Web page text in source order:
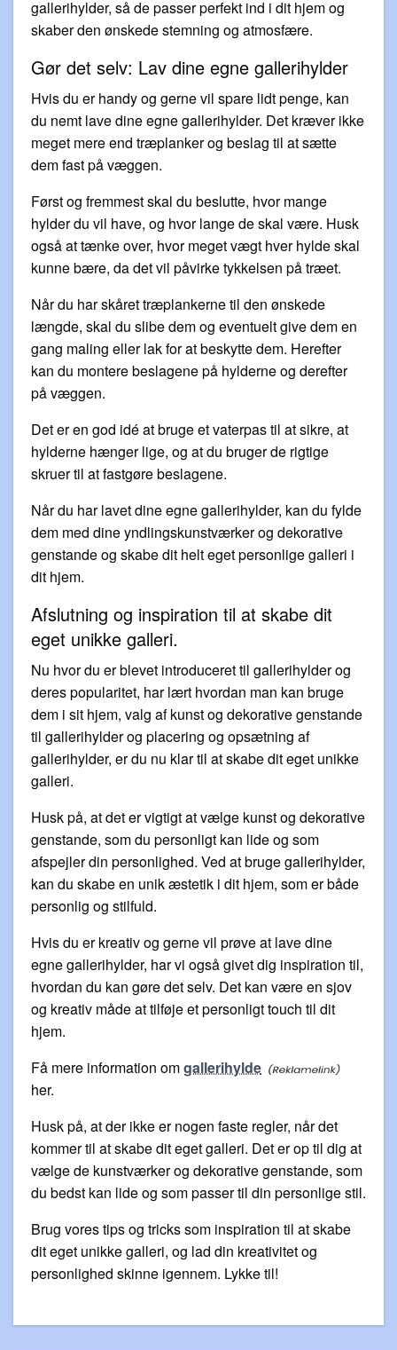
gallerihylder, så de passer perfekt ind i dit hjem og
skaber den ønskede stemning og atmosfære.
Gør det selv: Lav dine egne gallerihylder
Hvis du er handy og gerne vil spare lidt penge, kan
du nemt lave dine egne gallerihylder. Det kræver ikke
meget mere end træplanker og beslag til at sætte
dem fast på væggen.
Først og fremmest skal du beslutte, hvor mange
hylder du vil have, og hvor lange de skal være. Husk
også at tænke over, hvor meget vægt hver hylde skal
kunne bære, da det vil påvirke tykkelsen på træet.
Når du har skåret træplankerne til den ønskede
længde, skal du slibe dem og eventuelt give dem en
gang maling eller lak for at beskytte dem. Herefter
kan du montere beslagene på hylderne og derefter
på væggen.
Det er en god idé at bruge et vaterpas til at sikre, at
hylderne hænger lige, og at du bruger de rigtige
skruer til at fastgøre beslagene.
Når du har lavet dine egne gallerihylder, kan du fylde
dem med dine yndlingskunstværker og dekorative
genstande og skabe dit helt eget personlige galleri i
dit hjem.
Afslutning og inspiration til at skabe dit
eget unikke galleri.
Nu hvor du er blevet introduceret til gallerihylder og
deres popularitet, har lært hvordan man kan bruge
dem i sit hjem, valg af kunst og dekorative genstande
til gallerihylder og placering og opsætning af
gallerihylder, er du nu klar til at skabe dit eget unikke
galleri.
Husk på, at det er vigtigt at vælge kunst og dekorative
genstande, som du personligt kan lide og som
afspejler din personlighed. Ved at bruge gallerihylder,
kan du skabe en unik æstetik i dit hjem, som er både
personlig og stilfuld.
Hvis du er kreativ og gerne vil prøve at lave dine
egne gallerihylder, har vi også givet dig inspiration til,
hvordan du kan gøre det selv. Det kan være en sjov
og kreativ måde at tilføje et personligt touch til dit
hjem.
Få mere information omgallerihylde
her.
Husk på, at der ikke er nogen faste regler, når det
kommer til at skabe dit eget galleri. Det er op til dig at
vælge de kunstværker og dekorative genstande, som
du bedst kan lide og som passer til din personlige stil.
Brug vores tips og tricks som inspiration til at skabe
dit eget unikke galleri, og lad din kreativitet og
personlighed skinne igennem. Lykke til!